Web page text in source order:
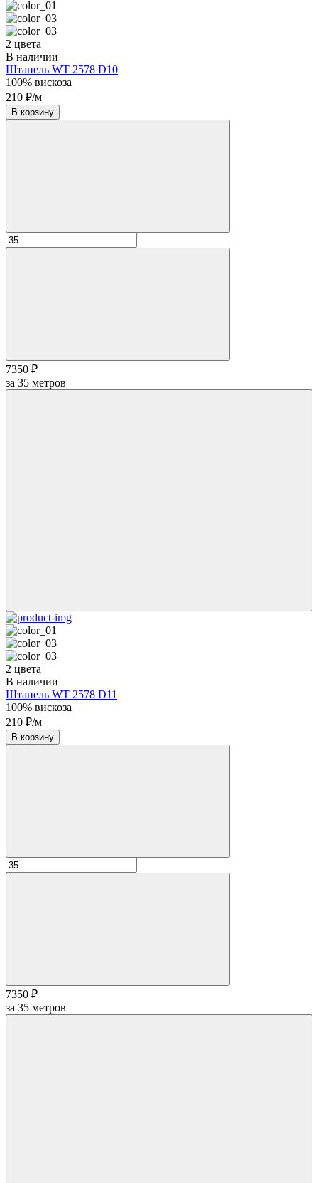
2 цвета
В наличии
Штапель WT 2578 D10
100% вискоза
210 ₽/м
В корзину
7350 ₽
за 35 метров
2 цвета
В наличии
Штапель WT 2578 D11
100% вискоза
210 ₽/м
В корзину
7350 ₽
за 35 метров